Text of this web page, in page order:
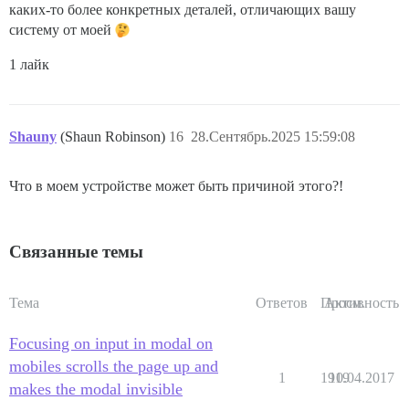
каких-то более конкретных деталей, отличающих вашу
систему от моей
1 лайк
Shauny (Shaun Robinson) 28.Сентябрь.2025 15:59:08
16
Что в моем устройстве может быть причиной этого?!
Связанные темы
Тема Ответов Просм.
Активность
Focusing on input in modal on
mobiles scrolls the page up and
makes the modal invisible
1 1919
10.04.2017